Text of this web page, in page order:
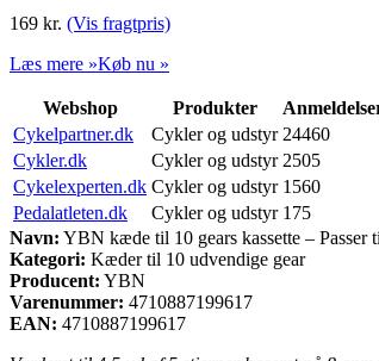
169 kr. (Vis fragtpris)
Læs mere »Køb nu »
Webshop Produkter
Cykelpartner.dk
Cykler og udstyr 24460
Cykler.dk
Cykler og udstyr 2505
Cykelexperten.dk Cykler og udstyr 1560
Pedalatleten.dk
Cykler og udstyr 175
Navn: YBN kæde til 10 gears kassette – Passer
Kategori: Kæder til 10 udvendige gear
Producent: YBN
Varenummer: 4710887199617
EAN: 4710887199617